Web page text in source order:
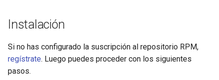
z
a
n
abuse-guard
accept-language
access-control
request
Servidor Web Tengine -
Rocky Linux
Módulos de NGINX para el
Instalación
Si no has configurado la suscripción al repositorio RPM,
regístrate. Luego puedes proceder con los siguientes
pasos.